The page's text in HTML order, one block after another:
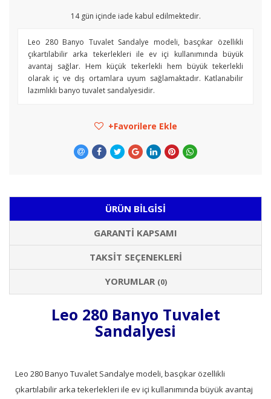
14gün içinde iade kabul edilmektedir.
Leo 280 Banyo Tuvalet Sandalye modeli, basçıkar özellikli
çıkartılabilir arka tekerlekleri ile ev içi kullanımında büyük
avantaj sağlar. Hem küçük tekerlekli hem büyük tekerlekli
olarak iç ve dış ortamlara uyum sağlamaktadır. Katlanabilir
lazımlıklı banyo tuvalet sandalyesidir.
Favorilere Ekle
ÜRÜN BILGISI
GARANTI KAPSAMI
TAKSIT SEÇENEKLERI
YORUMLAR (0)
Leo 280 Banyo Tuvalet
Sandalyesi
Leo 280 Banyo Tuvalet Sandalye modeli, basçıkar özellikli
çıkartılabilir arka tekerlekleri ile ev içi kullanımında büyük avantaj